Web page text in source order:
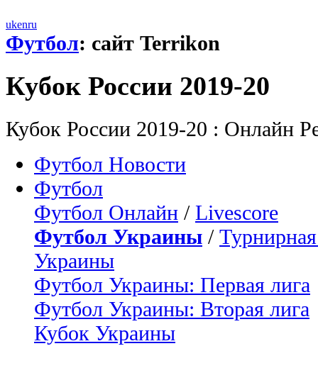
ukenru
Футбол: сайт Terrikon
Кубок России 2019-20
Кубок России 2019-20 : Онлайн
Футбол Новости
Футбол
Футбол Онлайн / Livescore
Футбол Украины /
Украины
Футбол Украины: Первая лига
Футбол Украины: Вторая лига
Кубок Украины